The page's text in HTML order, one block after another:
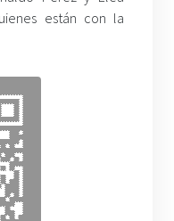
están con la